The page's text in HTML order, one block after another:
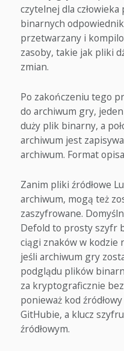
czytelnej dla
binarnych
przetwarzany i
zasoby, takie jak pliki
zmian.
Po zakończeniu tego
do archiwum gry,
duży plik binarny, a
archiwum jest
archiwum. Format
Zanim pliki źródłowe
archiwum, mogą też
zaszyfrowane.
Defold to prosty szyfr
ciągi znaków w kodzie
jeśli archiwum gry
podglądu plików
za kryptograficznie
ponieważ kod
GitHubie, a klucz
źródłowym.